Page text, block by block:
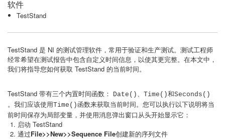
软件
TestStand
TestStand 是 NI 的测试管理软件，常用于验证和生产测试。测试工程师
经常希望在测试报告中包含自定义时间信息，以使其更完整。在本文中，
我们将指导您如何获取 TestStand 的当前时间。
TestStand 带有三个内置时间函数： Date()、Time()和Seconds()
。我们应该使用Time()函数来获取当前时间。您可以执行以下说明将当
前时间保存为局部变量，并使用消息弹出窗口从头开始显示它：
启动 TestStand
通过File>>New>>Sequence File创建新的序列文件